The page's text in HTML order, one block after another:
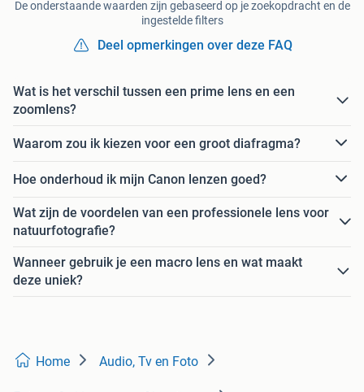
De onderstaande waarden zijn gebaseerd op je zoekopdracht en de
ingestelde filters
Deel opmerkingen over deze FAQ
Wat is het verschil tussen een prime lens en een
zoomlens?
Waarom zou ik kiezen voor een groot diafragma?
Hoe onderhoud ik mijn Canon lenzen goed?
Wat zijn de voordelen van een professionele lens voor
natuurfotografie?
Wanneer gebruik je een macro lens en wat maakt
deze uniek?
Home Audio, Tv en Foto